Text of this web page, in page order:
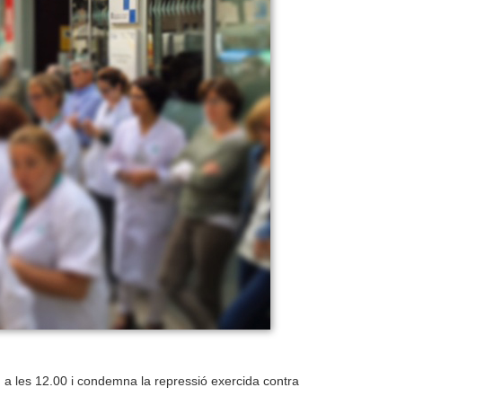
les 12.00 i condemna la repressió exercida contra